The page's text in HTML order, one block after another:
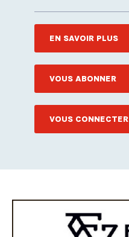
EN SAVOIR PLUS
VOUS ABONNER
VOUS CONNECTER